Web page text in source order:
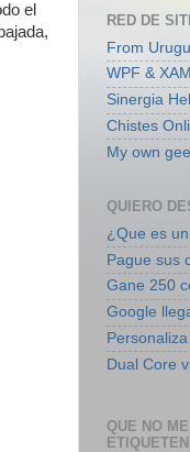
el
RED DE
From
WPF &
Sinergia
Chistes
My own
QUIERO
¿Que es
Pague sus
Gane 250
Google
Dual Core
QUE NO ME